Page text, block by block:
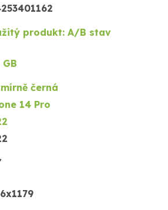
produkt: A/B stav
GB
černá
14 Pro